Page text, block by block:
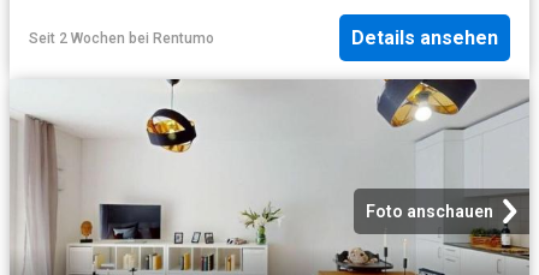
Seit 2 Wochen bei Rentumo Details ansehen
Foto anschauen